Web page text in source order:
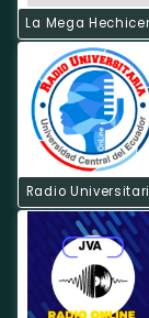
La Mega
Radio